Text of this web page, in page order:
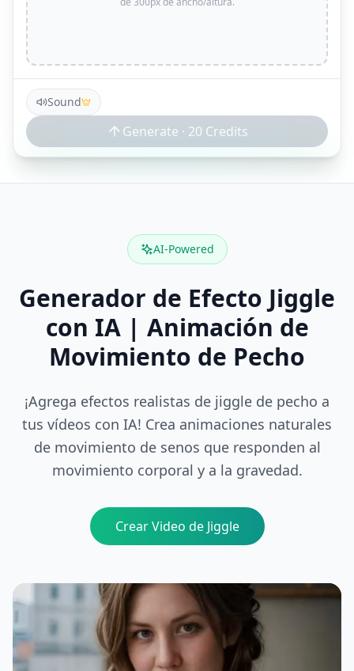
Sound
Generate · 20 Credits
AI-Powered
Generador de Efecto Jiggle
con IA | Animación de
Movimiento de Pecho
¡Agrega efectos realistas de jiggle de pecho a
tus vídeos con IA! Crea animaciones naturales
de movimiento de senos que responden al
movimiento corporal y a la gravedad.
Crear Video de Jiggle